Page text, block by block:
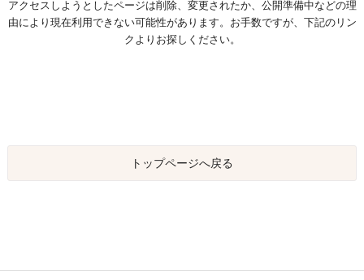
アクセスしようとしたページは削除、変更されたか、公開準備中などの理
由により現在利用できない可能性があります。お手数ですが、下記のリン
クよりお探しください。
トップページへ戻る